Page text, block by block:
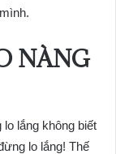
NÀNG
lắng không biết
lo lắng! Thế